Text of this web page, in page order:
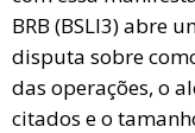
BRB (BSLI3) abre
disputa sobre
das operações, o
citados e o